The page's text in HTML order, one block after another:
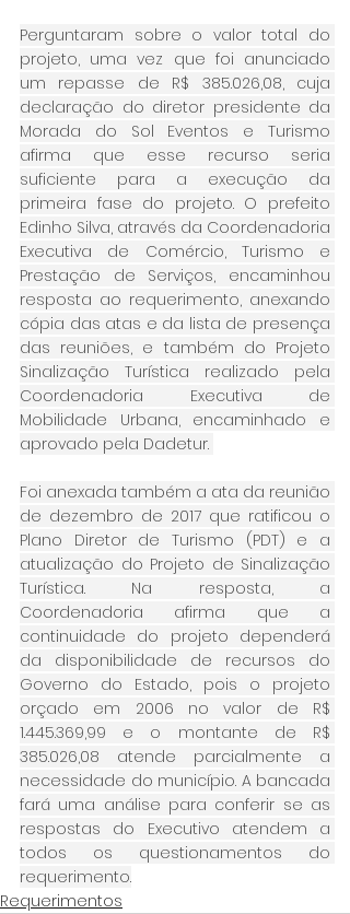
Perguntaram sobre o valor total do
projeto, uma vez que foi anunciado
um repasse de R$ 385.026,08, cuja
declaração do diretor presidente da
Morada do Sol Eventos e Turismo
afirma que esse recurso seria
suficiente para a execução da
primeira fase do projeto. O prefeito
Edinho Silva, através da Coordenadoria
Executiva de Comércio, Turismo e
Prestação de Serviços, encaminhou
resposta ao requerimento, anexando
cópia das atas e da lista de presença
das reuniões, e também do Projeto
Sinalização Turística realizado pela
Coordenadoria Executiva de
Mobilidade Urbana, encaminhado e
aprovado pela Dadetur.
Foi anexada também a ata da reunião
de dezembro de 2017 que ratificou o
Plano Diretor de Turismo (PDT) e a
atualização do Projeto de Sinalização
Turística. Na resposta, a
Coordenadoria afirma que a
continuidade do projeto dependerá
da disponibilidade de recursos do
Governo do Estado, pois o projeto
orçado em 2006 no valor de R$
1.445.369,99 e o montante de R$
385.026,08 atende parcialmente a
necessidade do município. A bancada
fará uma análise para conferir se as
respostas do Executivo atendem a
todos os questionamentos do
requerimento.
Requerimentos